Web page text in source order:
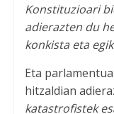
Konstituzioari
adierazten du
konkista eta
Eta
hitzaldian
katastrofistek